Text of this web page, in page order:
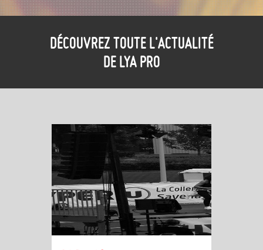
DÉCOUVREZ TOUTE L'ACTUALITÉ
DE LYA PRO